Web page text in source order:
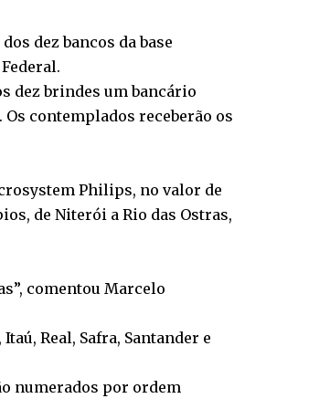
dez bancos da base
dez brindes um bancário
Os contemplados receberão os
Philips, no valor de
de Niterói a Rio das Ostras,
comentou Marcelo
Real, Safra, Santander e
numerados por ordem